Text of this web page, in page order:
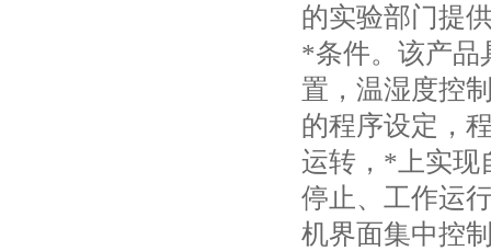
的实验部门提
*条件。该产品
置，温湿度控
的程序设定，
运转，*上实现
停止、工作运
机界面集中控